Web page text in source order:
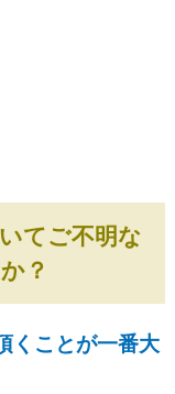
てご不明な
？
くことが一番大